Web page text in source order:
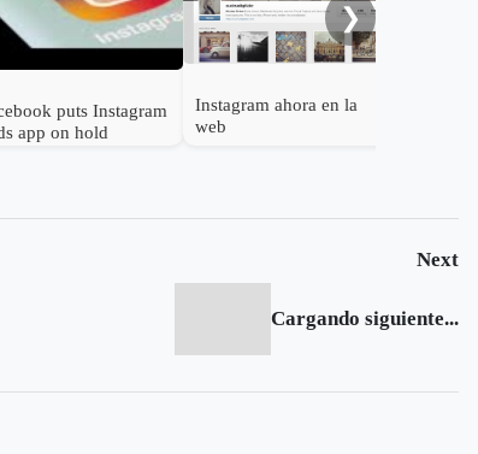
puts Instagram
app on hold
Instagram ahora en la
web
❯
Next
Cargando siguiente...